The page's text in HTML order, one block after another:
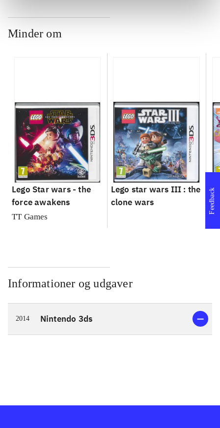
Minder om
Lego Star wars - the
force awakens
TT Games
Lego star wars III : the
clone wars
Informationer og udgaver
2014 Nintendo 3ds
Feedback